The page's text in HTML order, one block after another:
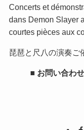
Concerts et
dans Demon Slayer
courtes pièces aux
琵琶と尺八の演奏ご
■ お問い合わ